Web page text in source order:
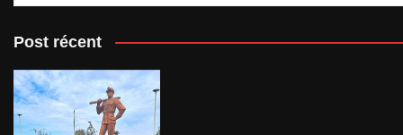
Post récent